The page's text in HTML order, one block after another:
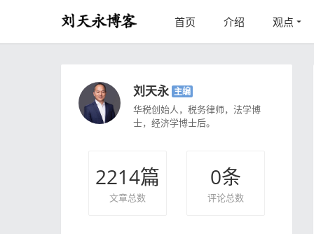
首页 介绍 观点
刘天永 主编
华税创始人，税务律师，法学博
士，经济学博士后。
2214篇
文章总数
0条
评论总数